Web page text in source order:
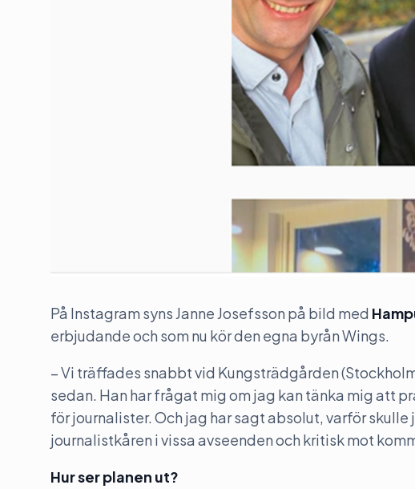
På Instagram syns Janne Josefsson på bild med
erbjudande och som nu kör den egna byrån Wings.
– Vi träffades snabbt vid Kungsträdgården
sedan. Han har frågat mig om jag kan tänka mig att
för journalister. Och jag har sagt absolut, varför
journalistkåren i vissa avseenden och kritisk mot
Hur ser planen ut?